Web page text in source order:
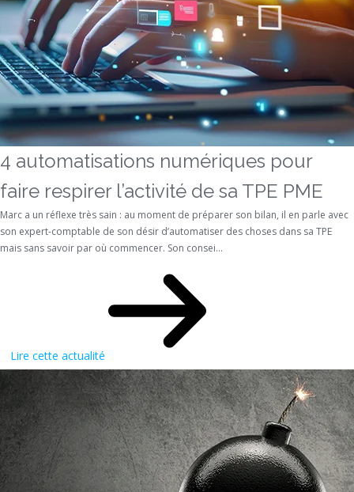
4 automatisations numériques pour
faire respirer l’activité de sa TPE PME
Marc a un réflexe très sain : au moment de préparer son bilan, il en parle avec
son expert-comptable de son désir d’automatiser des choses dans sa TPE
mais sans savoir par où commencer. Son consei...
Lire cette actualité